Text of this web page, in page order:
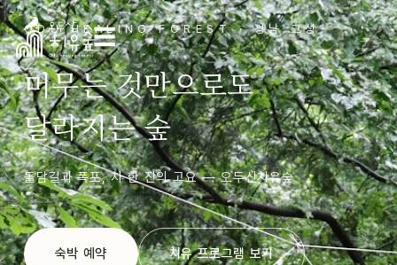
☰
ODU HEALING FOREST · 경남 고성
머무는 것만으로도
달라지는 숲
돌담길과 폭포, 차 한 잔의 고요 — 오두산치유숲
숙박 예약 치유 프로그램 보기